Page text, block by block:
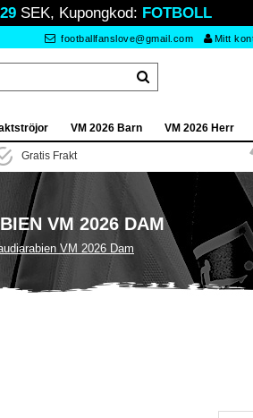
SEK, Kupongkod: FOTBOLL
footballfanslove@gmail.com Mitt
VM 2026 Barn VM 2026 Herr
Gratis Frakt
VM 2026 DAM
VM 2026 Dam